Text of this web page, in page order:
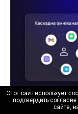
Этот сайт использует
подтвердить
сайте,